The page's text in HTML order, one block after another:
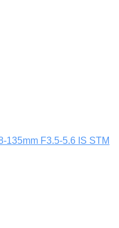
135mm F3.5-5.6 IS STM